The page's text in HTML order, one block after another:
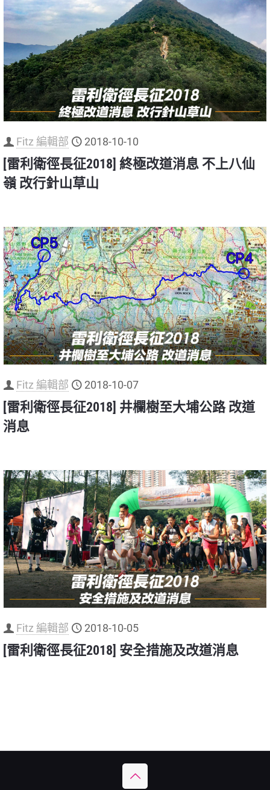
Fitz 編輯部 2018-10-10
[雷利衛徑長征2018] 終極改道消息 不上八仙
嶺 改行針山草山
Fitz 編輯部 2018-10-07
[雷利衛徑長征2018] 井欄樹至大埔公路 改道
消息
Fitz 編輯部 2018-10-05
[雷利衛徑長征2018] 安全措施及改道消息